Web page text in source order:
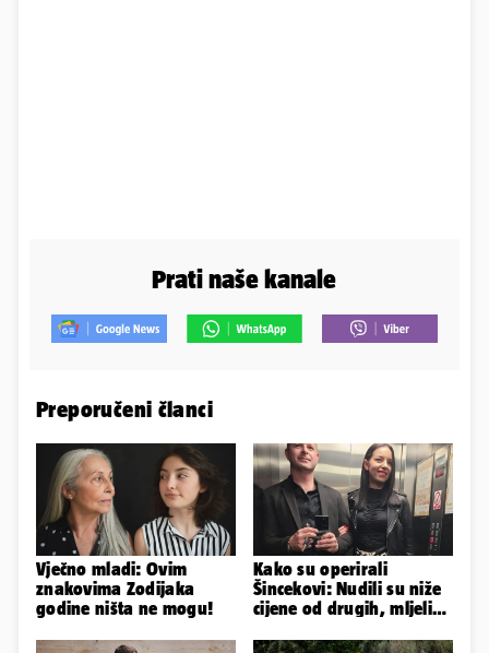
Prati naše kanale
Preporučeni članci
Vječno mladi: Ovim
znakovima Zodijaka
godine ništa ne mogu!
Kako su operirali
Šincekovi: Nudili su niže
cijene od drugih, mljeli